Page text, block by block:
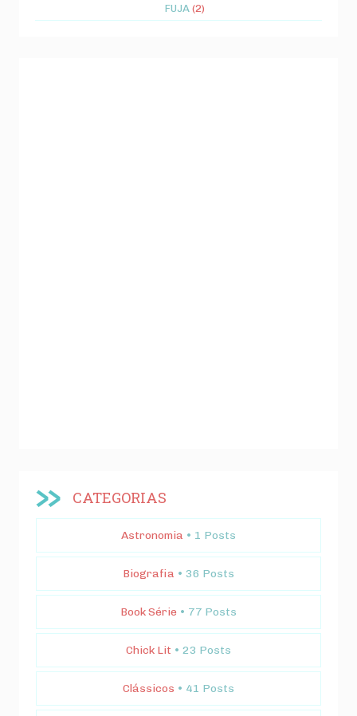
FUJA (2)
CATEGORIAS
Astronomia • 1 Posts
Biografia • 36 Posts
Book Série • 77 Posts
Chick Lit • 23 Posts
Clássicos • 41 Posts